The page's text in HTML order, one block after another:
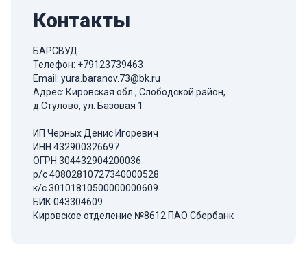
Контакты
БАРСВУД
Телефон: +79123739463
Email: yura.baranov.73@bk.ru
Адрес: Кировская обл., Слободской район,
д.Стулово, ул. Базовая 1
ИП Черных Денис Игоревич
ИНН 432900326697
ОГРН 304432904200036
р/с 40802810727340000528
к/с 30101810500000000609
БИК 043304609
Кировское отделение №8612 ПАО Сбербанк